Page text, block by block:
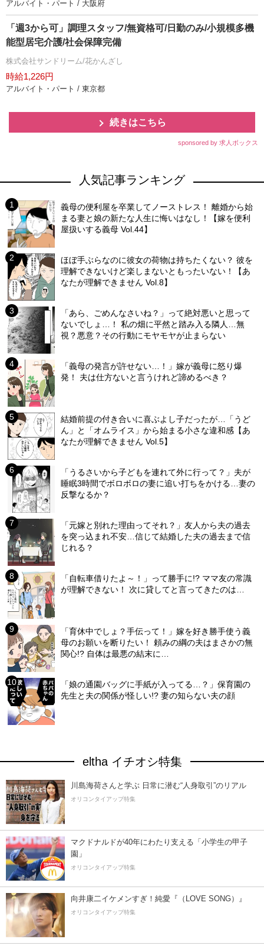
アルバイト・パート / 大阪府
「週3から可」調理スタッフ/無資格可/日勤のみ/小規模多機
能型居宅介護/社会保障完備
株式会社サンドリーム/花かんざし
時給1,226円
アルバイト・パート / 東京都
続きはこちら
sponsored by 求人ボックス
人気記事ランキング
義母の便利屋を卒業してノーストレス！ 離婚から始
まる妻と娘の新たな人生に悔いはなし！【嫁を便利
屋扱いする義母 Vol.44】
ほぼ手ぶらなのに彼女の荷物は持ちたくない？ 彼を
理解できないけど楽しまないともったいない！【あ
なたが理解できません Vol.8】
「あら、ごめんなさいね？」って絶対悪いと思って
ないでしょ…！ 私の畑に平然と踏み入る隣人…無
視？悪意？その行動にモヤモヤが止まらない
「義母の発言が許せない…！」嫁が義母に怒り爆
発！ 夫は仕方ないと言うけれど諦めるべき？
結婚前提の付き合いに喜ぶよし子だったが…「うど
ん」と「オムライス」から始まる小さな違和感【あ
なたが理解できません Vol.5】
「うるさいから子どもを連れて外に行って？」夫が
睡眠3時間でボロボロの妻に追い打ちをかける…妻の
反撃なるか？
「元嫁と別れた理由ってそれ？」友人から夫の過去
を突っ込まれ不安…信じて結婚した夫の過去まで信
じれる？
「自転車借りたよ～！」って勝手に!? ママ友の常識
が理解できない！ 次に貸してと言ってきたのは…
「育休中でしょ？手伝って！」嫁を好き勝手使う義
母のお願いを断りたい！ 頼みの綱の夫はまさかの無
関心!? 自体は最悪の結末に…
「娘の通園バッグに手紙が入ってる…？」保育園の
先生と夫の関係が怪しい!? 妻の知らない夫の顔
eltha イチオシ特集
川島海荷さんと学ぶ 日常に潜む“人身取引”のリアル
オリコンタイアップ特集
マクドナルドが40年にわたり支える「小学生の甲子
園」
オリコンタイアップ特集
向井康二イケメンすぎ！純愛『（LOVE SONG）』
オリコンタイアップ特集